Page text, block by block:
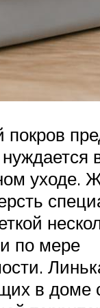
уходе.
по мере
в доме